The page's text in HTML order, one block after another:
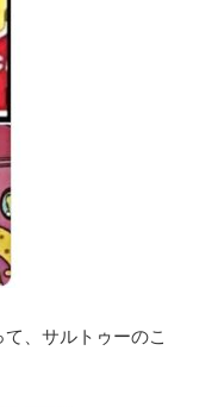
、サルトゥーのこ